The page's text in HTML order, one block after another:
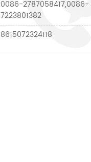
0086-2787058417,0086-
7223801382
8615072324118